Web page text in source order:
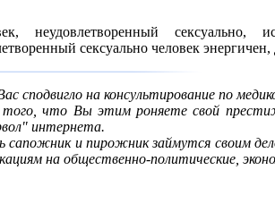
неудовлетворенный сексуально,
сексуально человек
сподвигло на консультирование по
что Вы этим роняете свой
интернета.
сапожник и пирожник займутся своим
на общественно-политические,